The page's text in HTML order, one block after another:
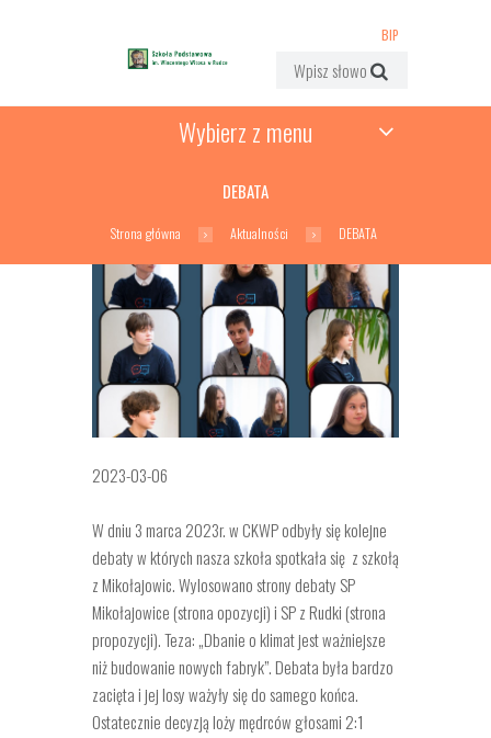
BIP
Wybierz z menu
DEBATA
Strona główna Aktualności DEBATA
2023-03-06
W dniu 3 marca 2023r. w CKWP odbyły się kolejne
debaty w których nasza szkoła spotkała się z szkołą
z Mikołajowic. Wylosowano strony debaty SP
Mikołajowice (strona opozycji) i SP z Rudki (strona
propozycji). Teza: „Dbanie o klimat jest ważniejsze
niż budowanie nowych fabryk”. Debata była bardzo
zacięta i jej losy ważyły się do samego końca.
Ostatecznie decyzją loży mędrców głosami 2:1